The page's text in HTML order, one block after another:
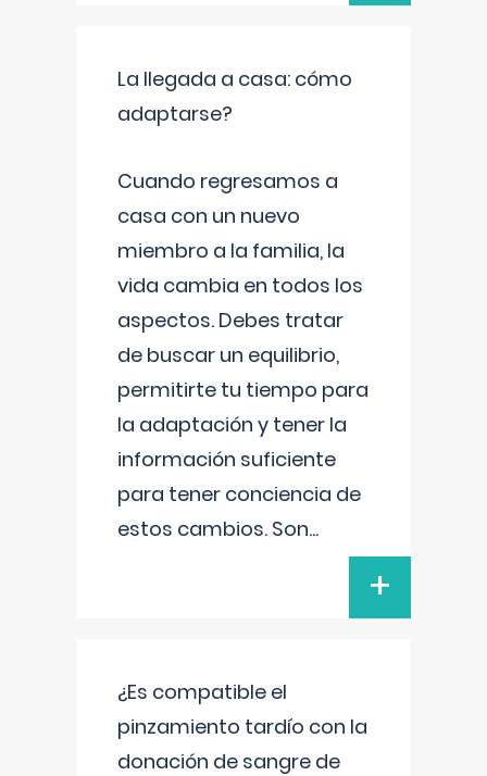
La llegada a casa: cómo
adaptarse?
Cuando regresamos a
casa con un nuevo
miembro a la familia, la
vida cambia en todos los
aspectos. Debes tratar
de buscar un equilibrio,
permitirte tu tiempo para
la adaptación y tener la
información suficiente
para tener conciencia de
estos cambios. Son...
+
¿Es compatible el
pinzamiento tardío con la
donación de sangre de